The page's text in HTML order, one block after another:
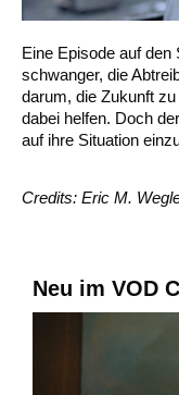
Eine Episode auf
schwanger, die
darum, die Zukunft
dabei helfen. Doch
auf ihre Situation
Credits: Eric M.
Neu im VOD